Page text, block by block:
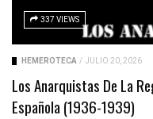
337 VIEWS
HEMEROTECA / JULIO 20, 2026
Los Anarquistas De La
Española (1936-1939)